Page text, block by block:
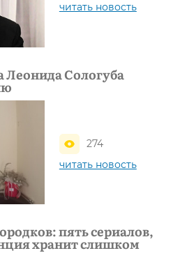
читать новость
Леонида Сологуба
274
читать новость
пять сериалов,
хранит слишком